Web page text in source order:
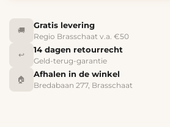
🚚
Gratis levering
Regio Brasschaat v.a. €50
↩️
14 dagen retourrecht
Geld-terug-garantie
🏠
Afhalen in de winkel
Bredabaan 277, Brasschaat